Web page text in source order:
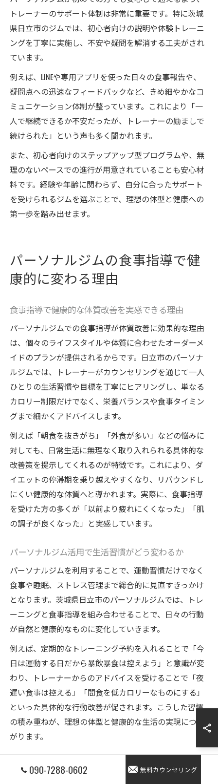
トレーナーのサポート体制は非常に重要です。特に茨城
県日立市のジムでは、初心者向けの説明や体験トレーニ
ングを丁寧に実施し、不安や疑問を解消する工夫がされ
ています。
例えば、LINEや専用アプリを使った日々の食事報告や、
疑問点への迅速なフィードバックなど、きめ細やかなコ
ミュニケーション体制が整っています。これにより「一
人で継続できるか不安だったが、トレーナーの励ましで
続けられた」という声も多く聞かれます。
また、初心者向けのステップアップ型プログラムや、無
理のないペースでの進行が用意されていることも安心材
料です。経験や年齢に関わらず、自分に合ったサポート
を受けられるジムを選ぶことで、理想の体型と健康への
第一歩を踏み出せます。
パーソナルジムの食事指導で健
康的に変わる理由
食事指導で健康的な体質改善を実感できる理由
パーソナルジムでの食事指導が体質改善に効果的な理由
は、個々のライフスタイルや体質に合わせたオーダーメ
イドのプランが提供されるからです。日立市のパーソナ
ルジムでは、トレーナーがカウンセリングを通じて一人
ひとりの生活習慣や目標を丁寧にヒアリングし、単なる
カロリー制限だけでなく、栄養バランスや食事タイミン
グまで細かくアドバイスします。
例えば「朝食を抜きがち」「外食が多い」などの悩みに
対しても、日常生活に無理なく取り入れられる具体的な
改善策を提示してくれるのが特徴です。これにより、ダ
イエットの停滞期を乗り越えやすくなり、リバウンドし
にくい健康的な体質へと導かれます。実際に、食事指導
を受けた方の多くが「以前より疲れにくくなった」「肌
の調子が良くなった」と実感しています。
パーソナルジム活用で生活習慣がどう変わるか
パーソナルジムを利用することで、運動習慣だけでなく
食事や睡眠、ストレス管理まで総合的に見直すきっかけ
となります。茨城県日立市のパーソナルジムでは、トレ
ーニングと食事指導を組み合わせることで、日々の行動
が自然と健康的なものに変化していきます。
例えば、定期的なトレーニング予約を入れることで「今
日は運動する日だから暴飲暴食は控えよう」と意識が変
わり、トレーナーからのアドバイスを受けることで「夜
遅い食事は控える」「間食を低カロリーなものにする」
といった具体的な行動改善が促されます。こうした習慣
の積み重ねが、理想の体型と健康的な生活の実現につな
がります。
女性に嬉しい健康サポートの具体的な内容
090-7288-0602 無料カウンセリング